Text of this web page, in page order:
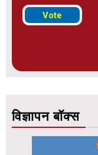
विज्ञापन बॉक्स